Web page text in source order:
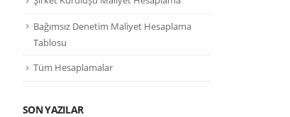
Bağımsız Denetim Maliyet Hesaplama
Tablosu
Tüm Hesaplamalar
SON YAZILAR